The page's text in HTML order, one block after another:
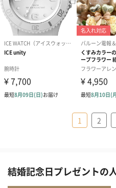
1 2
結婚記念日プレゼントの